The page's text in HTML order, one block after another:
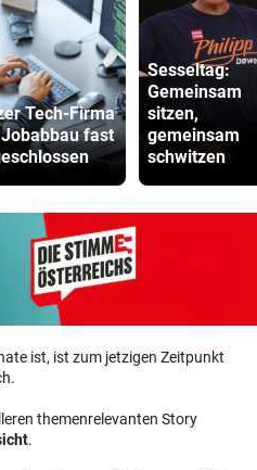
Tech-Firma
fast
Sesseltag:
Gemeinsam
sitzen,
gemeinsam
schwitzen
ist, ist zum jetzigen Zeitpunkt
themenrelevanten Story
.